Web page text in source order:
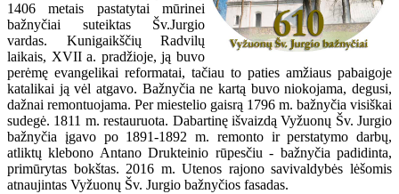
1406 metais pastatytai mūrinei
bažnyčiai suteiktas Šv.Jurgio
vardas. Kunigaikščių Radvilų
laikais, XVII a. pradžioje, ją buvo
perėmę evangelikai reformatai, tačiau to paties amžiaus pabaigoje
katalikai ją vėl atgavo. Bažnyčia ne kartą buvo niokojama, degusi,
dažnai remontuojama. Per miestelio gaisrą 1796 m. bažnyčia visiškai
sudegė. 1811 m. restauruota. Dabartinę išvaizdą Vyžuonų Šv. Jurgio
bažnyčia įgavo po 1891-1892 m. remonto ir perstatymo darbų,
atliktų klebono Antano Drukteinio rūpesčiu - bažnyčia padidinta,
primūrytas bokštas. 2016 m. Utenos rajono savivaldybės lėšomis
atnaujintas Vyžuonų Šv. Jurgio bažnyčios fasadas.